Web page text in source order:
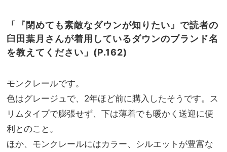
「『閉めても素敵なダウンが知りたい』で読者の
臼田葉月さんが着用しているダウンのブランド名
を教えてください」(P.162)
モンクレールです。
色はグレージュで、2年ほど前に購入したそうです。ス
リムタイプで膨張せず、下は薄着でも暖かく送迎に便
利とのこと。
ほか、モンクレールにはカラー、シルエットが豊富な